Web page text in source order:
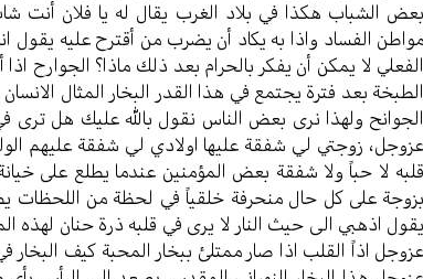
بعض الشباب هكذا في بلاد الغرب يقال له يا فلان أنت
مواطن الفساد واذا به يكاد أن يضرب من أقترح عليه
الفعلي لا يمكن أن يفكر بالحرام بعد ذلك ماذا؟ الجوارح
الطبخة بعد فترة يجتمع في هذا القدر البخار المثال
الجوانح ولهذا نرى بعض الناس نقول بالله عليك هل ترى
عزوجل، زوجتي لي شفقة عليها اولادي لي شفقة عليهم
قلبه لا حباً ولا شفقة بعض المؤمنين عندما يطلع على
بزوجة على كل حال منحرفة خلقياً في لحظة من اللحظات
يقول اذهبي الى حيث النار لا يرى في قلبه ذرة حنان لهذه
عزوجل اذاً القلب اذا صار ممتلئ ببخار المحبة كيف